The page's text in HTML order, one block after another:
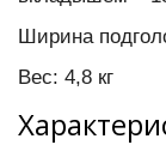
Ширина
Вес: 4,8 кг